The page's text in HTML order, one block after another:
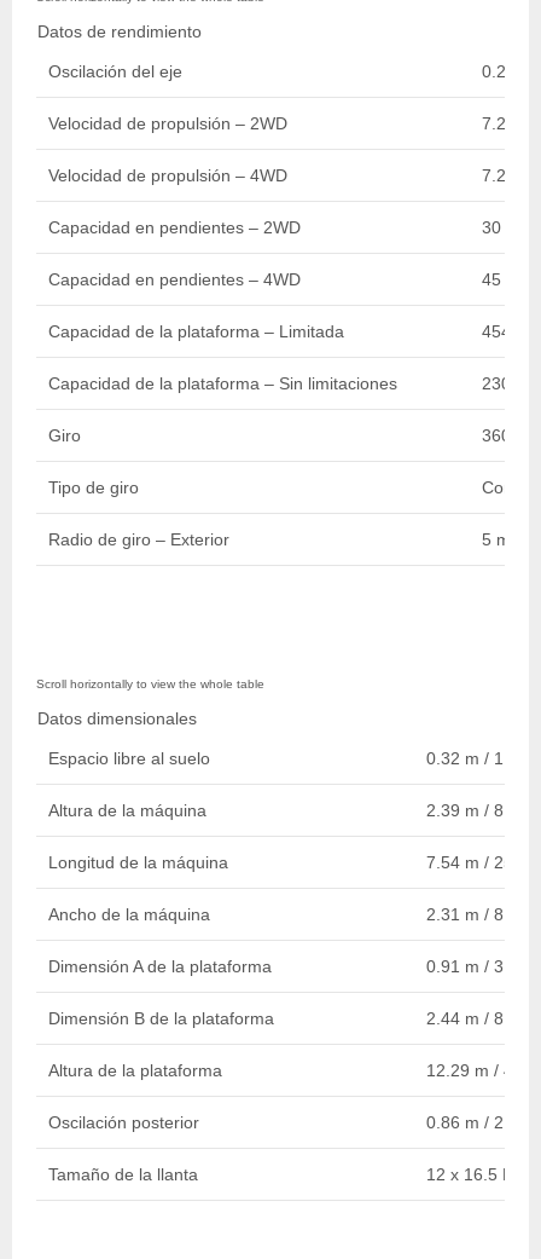
Datos de rendimiento
Oscilación del eje 0.2 m /
Velocidad de propulsión – 2WD 7.20
Velocidad de propulsión – 4WD 7.20
Capacidad en pendientes – 2WD 30 %
Capacidad en pendientes – 4WD 45 %
Capacidad de la plataforma – Limitada 454 kg
Capacidad de la plataforma – Sin limitaciones 230 kg
Giro 360
Tipo de giro
Radio de giro – Exterior 5 m /
Datos dimensionales
Espacio libre al suelo 0.32 m / 1 ft 1
Altura de la máquina 2.39 m / 8 ft
Longitud de la máquina 7.54 m / 25 ft
Ancho de la máquina 2.31 m / 8 ft
Dimensión A de la plataforma 0.91 m / 3 ft
Dimensión B de la plataforma 2.44 m / 8 ft
Altura de la plataforma 12.29 m / 40 ft
Oscilación posterior 0.86 m / 2 ft
Tamaño de la llanta 12 x 16.5